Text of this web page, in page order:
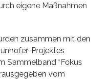
eigene Maßnahmen
zusammen mit den
Projektes
Sammelband “Fokus
vom